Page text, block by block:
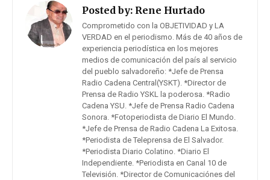
Posted by: Rene Hurtado
Comprometido con la OBJETIVIDAD y LA
VERDAD en el periodismo. Más de 40 años de
experiencia periodística en los mejores
medios de comunicación del país al servicio
del pueblo salvadoreño: *Jefe de Prensa
Radio Cadena Central(YSKT). *Director de
Prensa de Radio YSKL la poderosa. *Radio
Cadena YSU. *Jefe de Prensa Radio Cadena
Sonora. *Fotoperiodista de Diario El Mundo.
*Jefe de Prensa de Radio Cadena La Exitosa.
*Periodista de Teleprensa de El Salvador.
*Periodista Diario Colatino. *Diario El
Independiente. *Periodista en Canal 10 de
Televisión. *Director de Comunicaciónes del